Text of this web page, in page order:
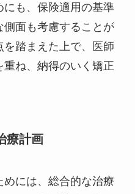
にも、保険適用の基準
側面も考慮することが
踏まえた上で、医師
重ね、納得のいく矯正
療計画
には、総合的な治療